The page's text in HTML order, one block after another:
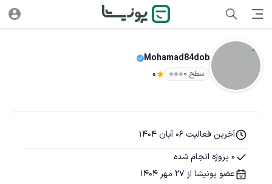
Mohamad84dob
سطح ۰ 0
آخرین فعالیت 06 آبان 1404
0 پروژه انجام شده
عضو پونیشا از 27 مهر 1404